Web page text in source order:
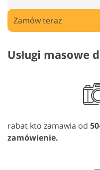
Zamów teraz
Usługi masowe
rabat kto zamawia od
zamówienie.